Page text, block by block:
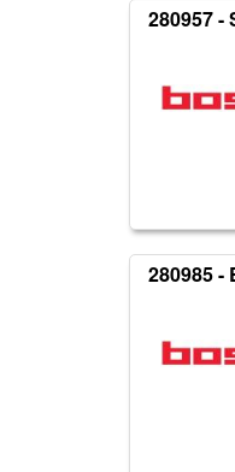
280957 -
280985 -